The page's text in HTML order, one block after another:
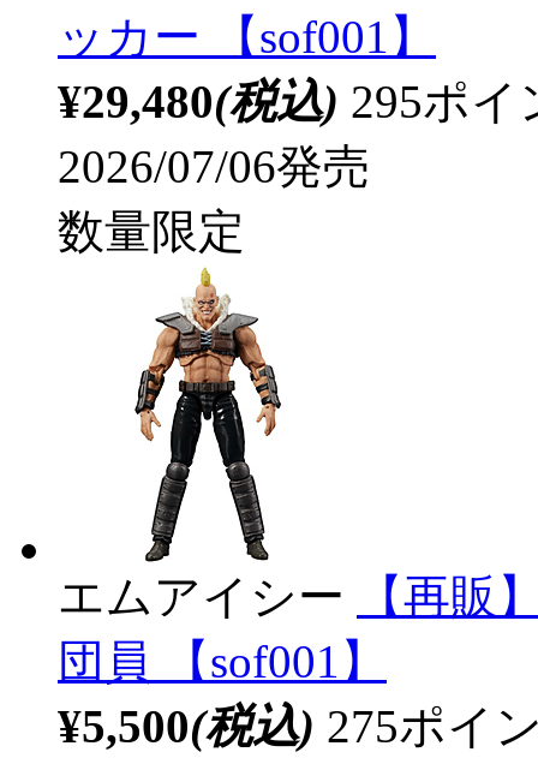
ッカー 【sof001】
¥29,480(税込) 295ポ
2026/07/06発売
数量限定
エムアイシー
【再販
団員 【sof001】
¥5,500(税込) 275ポイ